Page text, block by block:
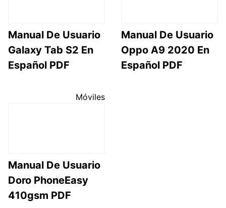
Manual De Usuario
Galaxy Tab S2 En
Español PDF
Manual De Usuario
Oppo A9 2020 En
Español PDF
Móviles
Manual De Usuario
Doro PhoneEasy
410gsm PDF